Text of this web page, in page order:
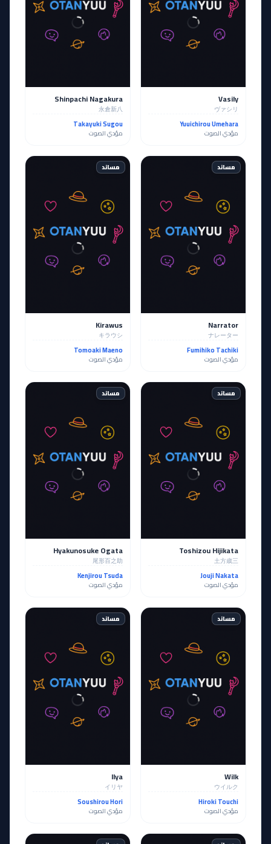
Vasily
ヴァシリ
Yuuichirou Umehara
مؤدي الصوت
Shinpachi Nagakura
永倉新八
Takayuki Sugou
مؤدي الصوت
مساند
Narrator
ナレーター
Fumihiko Tachiki
مؤدي الصوت
مساند
Kirawus
キラウシ
Tomoaki Maeno
مؤدي الصوت
مساند
Toshizou Hijikata
土方歳三
Jouji Nakata
مؤدي الصوت
مساند
Hyakunosuke Ogata
尾形百之助
Kenjirou Tsuda
مؤدي الصوت
مساند
Wilk
ウイルク
Hiroki Touchi
مؤدي الصوت
مساند
Ilya
イリヤ
Soushirou Hori
مؤدي الصوت